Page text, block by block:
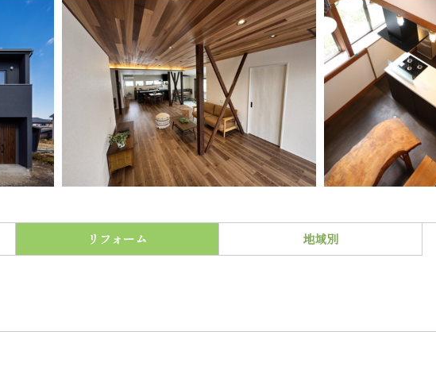
リフォーム 地域別